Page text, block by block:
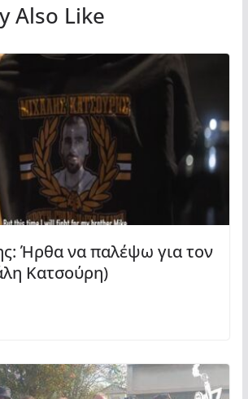
Also Like
Ήρθα να παλέψω για τον
Κατσούρη)